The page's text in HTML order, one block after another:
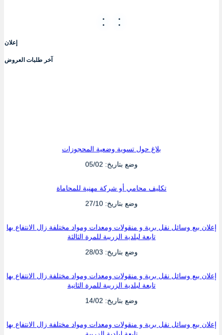
: :
إعلان
آخر طلبات العروض
بلاغ حول تسوية وضعية المحجوزات
وضع بتاريخ: 05/02
تكليف محامي أو شركة مهنية للمحاماة
وضع بتاريخ: 27/10
إعلان بيع وسائل نقل برية و منقولات ومعدات ومواد مختلفة زال الانتفاع بها
تابعة لبلدية الزريبة للمرة الثالثة
وضع بتاريخ: 28/03
إعلان بيع وسائل نقل برية و منقولات ومعدات ومواد مختلفة زال الانتفاع بها
تابعة لبلدية الزريبة للمرة الثانية
وضع بتاريخ: 14/02
إعلان بيع وسائل نقل برية و منقولات ومعدات ومواد مختلفة زال الانتفاع بها